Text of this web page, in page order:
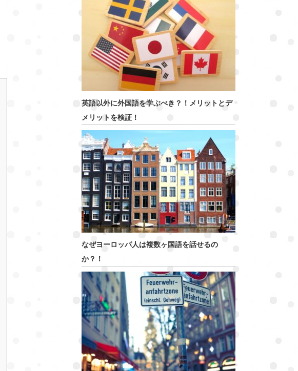
英語以外に外国語を学ぶべき？！メリットとデ
メリットを検証！
なぜヨーロッパ人は複数ヶ国語を話せるの
か？！